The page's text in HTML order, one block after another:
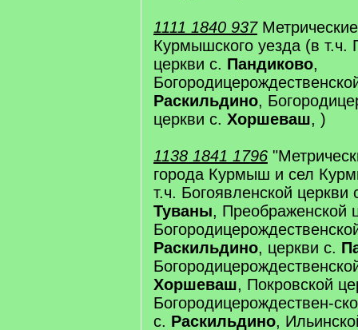
1111 1840 937
Курмышского уезда (в т.ч.
церкви с. Пандиково,
Раскильдино,
церкви с. Хоршеваш, )
1138 1841 1796
города Курмыш и сел
т.ч. Богоявленской
Туваны, Преображенской
Раскильдино, церкви с.
Хоршеваш, Покровской
Богородицерождествен-
с. Раскильдино,